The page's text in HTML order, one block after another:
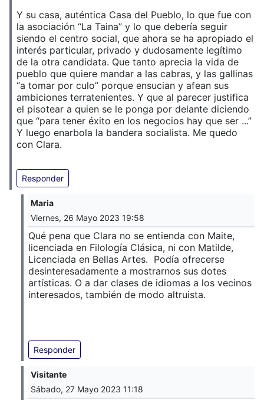
Y su casa, auténtica Casa del Pueblo, lo que fue con
la asociación “La Taina” y lo que debería seguir
siendo el centro social, que ahora se ha apropiado el
interés particular, privado y dudosamente legítimo
de la otra candidata. Que tanto aprecia la vida de
pueblo que quiere mandar a las cabras, y las gallinas
“a tomar por culo” porque ensucian y afean sus
ambiciones terratenientes. Y que al parecer justifica
el pisotear a quien se le ponga por delante diciendo
que “para tener éxito en los negocios hay que ser ...”
Y luego enarbola la bandera socialista. Me quedo
con Clara.
Responder
Maria
Viernes, 26 Mayo 2023 19:58
Qué pena que Clara no se entienda con Maite,
licenciada en Filología Clásica, ni con Matilde,
Licenciada en Bellas Artes. Podía ofrecerse
desinteresadamente a mostrarnos sus dotes
artísticas. O a dar clases de idiomas a los vecinos
interesados, también de modo altruista.
Responder
Visitante
Sábado, 27 Mayo 2023 11:18